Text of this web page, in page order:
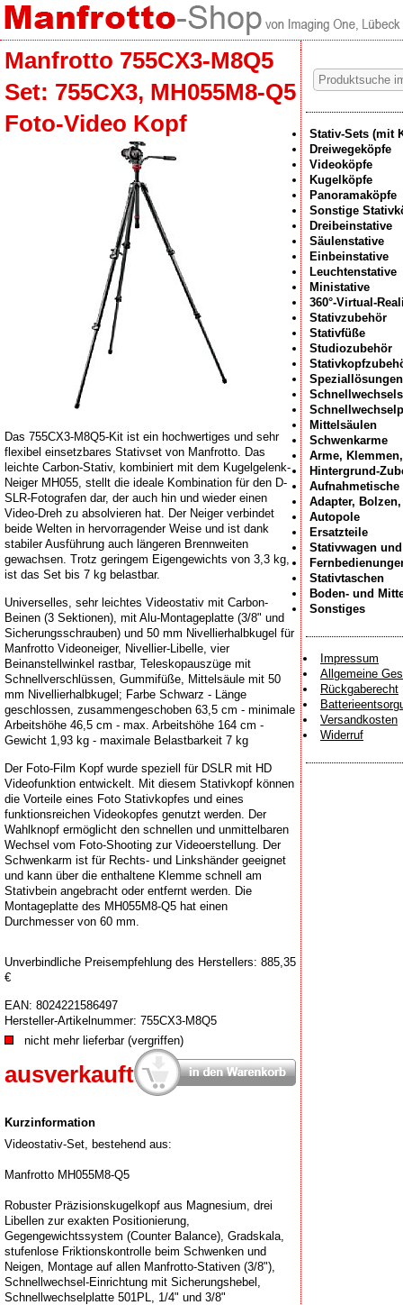
Manfrotto 755CX3-M8Q5
Set: 755CX3, MH055M8-Q5
Foto-Video Kopf
Das 755CX3-M8Q5-Kit ist ein hochwertiges und sehr
flexibel einsetzbares Stativset von Manfrotto. Das
leichte Carbon-Stativ, kombiniert mit dem Kugelgelenk-
Neiger MH055, stellt die ideale Kombination für den D-
SLR-Fotografen dar, der auch hin und wieder einen
Video-Dreh zu absolvieren hat. Der Neiger verbindet
beide Welten in hervorragender Weise und ist dank
stabiler Ausführung auch längeren Brennweiten
gewachsen. Trotz geringem Eigengewichts von 3,3 kg,
ist das Set bis 7 kg belastbar.
Universelles, sehr leichtes Videostativ mit Carbon-
Beinen (3 Sektionen), mit Alu-Montageplatte (3/8" und
Sicherungsschrauben) und 50 mm Nivellierhalbkugel für
Manfrotto Videoneiger, Nivellier-Libelle, vier
Beinanstellwinkel rastbar, Teleskopauszüge mit
Schnellverschlüssen, Gummifüße, Mittelsäule mit 50
mm Nivellierhalbkugel; Farbe Schwarz - Länge
geschlossen, zusammengeschoben 63,5 cm - minimale
Arbeitshöhe 46,5 cm - max. Arbeitshöhe 164 cm -
Gewicht 1,93 kg - maximale Belastbarkeit 7 kg
Der Foto-Film Kopf wurde speziell für DSLR mit HD
Videofunktion entwickelt. Mit diesem Stativkopf können
die Vorteile eines Foto Stativkopfes und eines
funktionsreichen Videokopfes genutzt werden. Der
Wahlknopf ermöglicht den schnellen und unmittelbaren
Wechsel vom Foto-Shooting zur Videoerstellung. Der
Schwenkarm ist für Rechts- und Linkshänder geeignet
und kann über die enthaltene Klemme schnell am
Stativbein angebracht oder entfernt werden. Die
Montageplatte des MH055M8-Q5 hat einen
Durchmesser von 60 mm.
Unverbindliche Preisempfehlung des Herstellers: 885,35
€
EAN: 8024221586497
Hersteller-Artikelnummer: 755CX3-M8Q5
nicht mehr lieferbar (vergriffen)
ausverkauft
Kurzinformation
Videostativ-Set, bestehend aus:
Manfrotto MH055M8-Q5
Robuster Präzisionskugelkopf aus Magnesium, drei
Libellen zur exakten Positionierung,
Gegengewichtssystem (Counter Balance), Gradskala,
stufenlose Friktionskontrolle beim Schwenken und
Neigen, Montage auf allen Manfrotto-Stativen (3/8"),
Schnellwechsel-Einrichtung mit Sicherungshebel,
Schnellwechselplatte 501PL, 1/4" und 3/8"
Stativ-Sets (mit
Dreiwegeköpfe
Videoköpfe
Kugelköpfe
Panoramaköpfe
Sonstige
Dreibeinstative
Säulenstative
Einbeinstative
Leuchtenstative
Ministative
360°-Virtual-
Stativzubehör
Stativfüße
Studiozubehör
Speziallösungen
Mittelsäulen
Schwenkarme
Arme,
Hintergrund-
Aufnahmetische
Adapter,
Autopole
Ersatzteile
Stativwagen
Stativtaschen
Boden- und
Sonstiges
Impressum
Allgemeine
Rückgaberecht
Versandkosten
Widerruf